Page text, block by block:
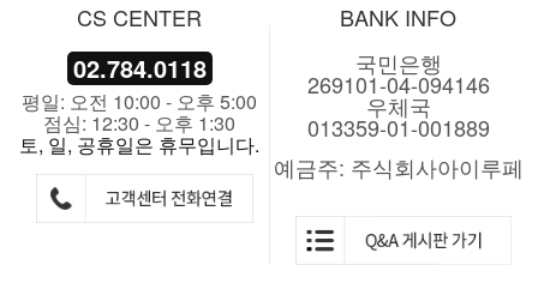
CS CENTER
02.784.0118
평일: 오전 10:00 - 오후 5:00
점심: 12:30 - 오후 1:30
토, 일, 공휴일은 휴무입니다.
BANK INFO
국민은행
269101-04-094146
우체국
013359-01-001889
예금주: 주식회사아이루페